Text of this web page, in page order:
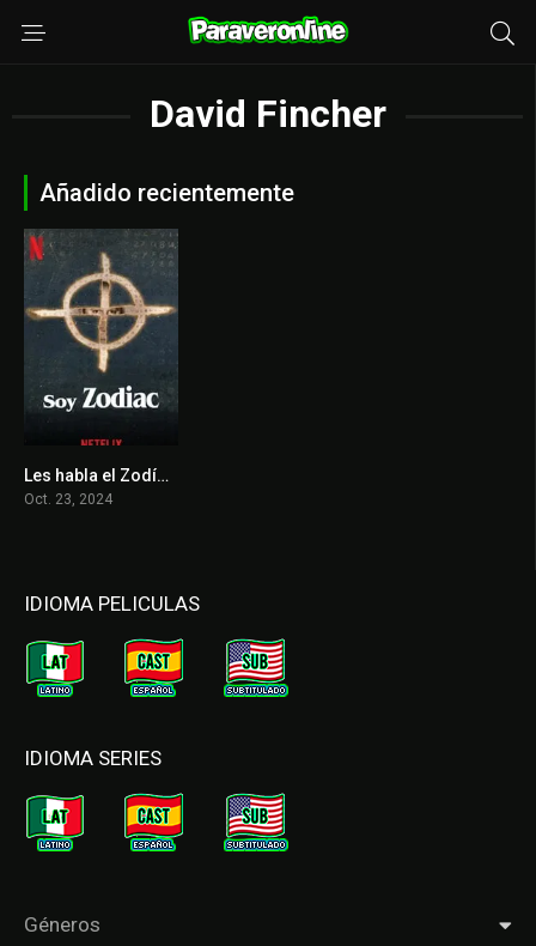
David Fincher
Añadido recientemente
7.611
Les habla el Zodíaco
Oct. 23, 2024
IDIOMA PELICULAS
IDIOMA SERIES
Géneros